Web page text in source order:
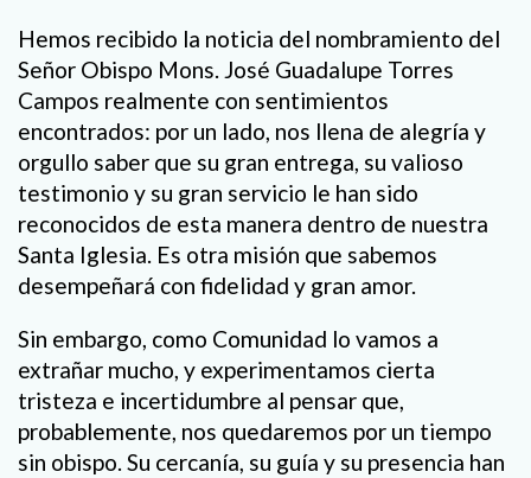
Hemos recibido la noticia del nombramiento del
Señor Obispo Mons. José Guadalupe Torres
Campos realmente con sentimientos
encontrados: por un lado, nos llena de alegría y
orgullo saber que su gran entrega, su valioso
testimonio y su gran servicio le han sido
reconocidos de esta manera dentro de nuestra
Santa Iglesia. Es otra misión que sabemos
desempeñará con fidelidad y gran amor.
Sin embargo, como Comunidad lo vamos a
extrañar mucho, y experimentamos cierta
tristeza e incertidumbre al pensar que,
probablemente, nos quedaremos por un tiempo
sin obispo. Su cercanía, su guía y su presencia han